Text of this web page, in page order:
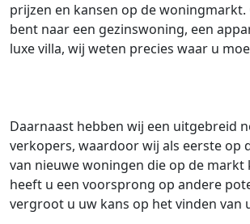
prijzen en kansen op de
bent naar een gezinswoning, een
luxe villa, wij weten precies waar u
Daarnaast hebben wij een uitgebreid
verkopers, waardoor wij als eerste op
van nieuwe woningen die op de
heeft u een voorsprong op andere
vergroot u uw kans op het vinden van